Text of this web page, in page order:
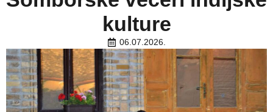
kulture
06.07.2026.